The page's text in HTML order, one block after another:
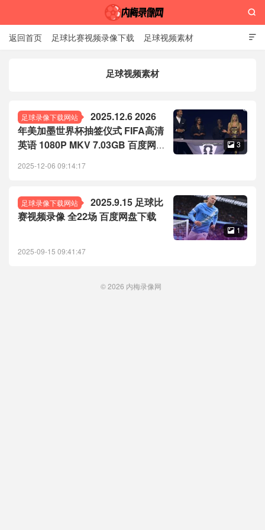

返回首页 足球比赛视频录像下载 足球视频素材

足球视频素材
足球录像下载网站
2025.12.6 2026
年美加墨世界杯抽签仪式 FIFA高清
英语 1080P MKV 7.03GB 百度网
 3
2025-12-06 09:14:17
足球录像下载网站
2025.9.15 足球比
赛视频录像 全22场 百度网盘下载
 1
2025-09-15 09:41:47
© 2026 内梅录像网